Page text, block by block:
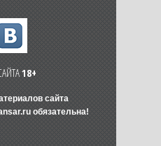
18+
сайта
обязательна!